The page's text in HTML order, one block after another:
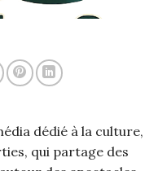
dédié à la culture,
qui partage des